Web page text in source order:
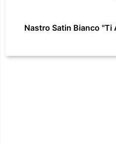
Nastro Satin Bianco "Ti